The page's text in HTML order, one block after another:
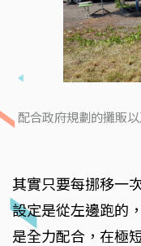
配合政府規劃的攤販
其實只要每挪移一
設定是從左邊跑的
是全力配合，在極